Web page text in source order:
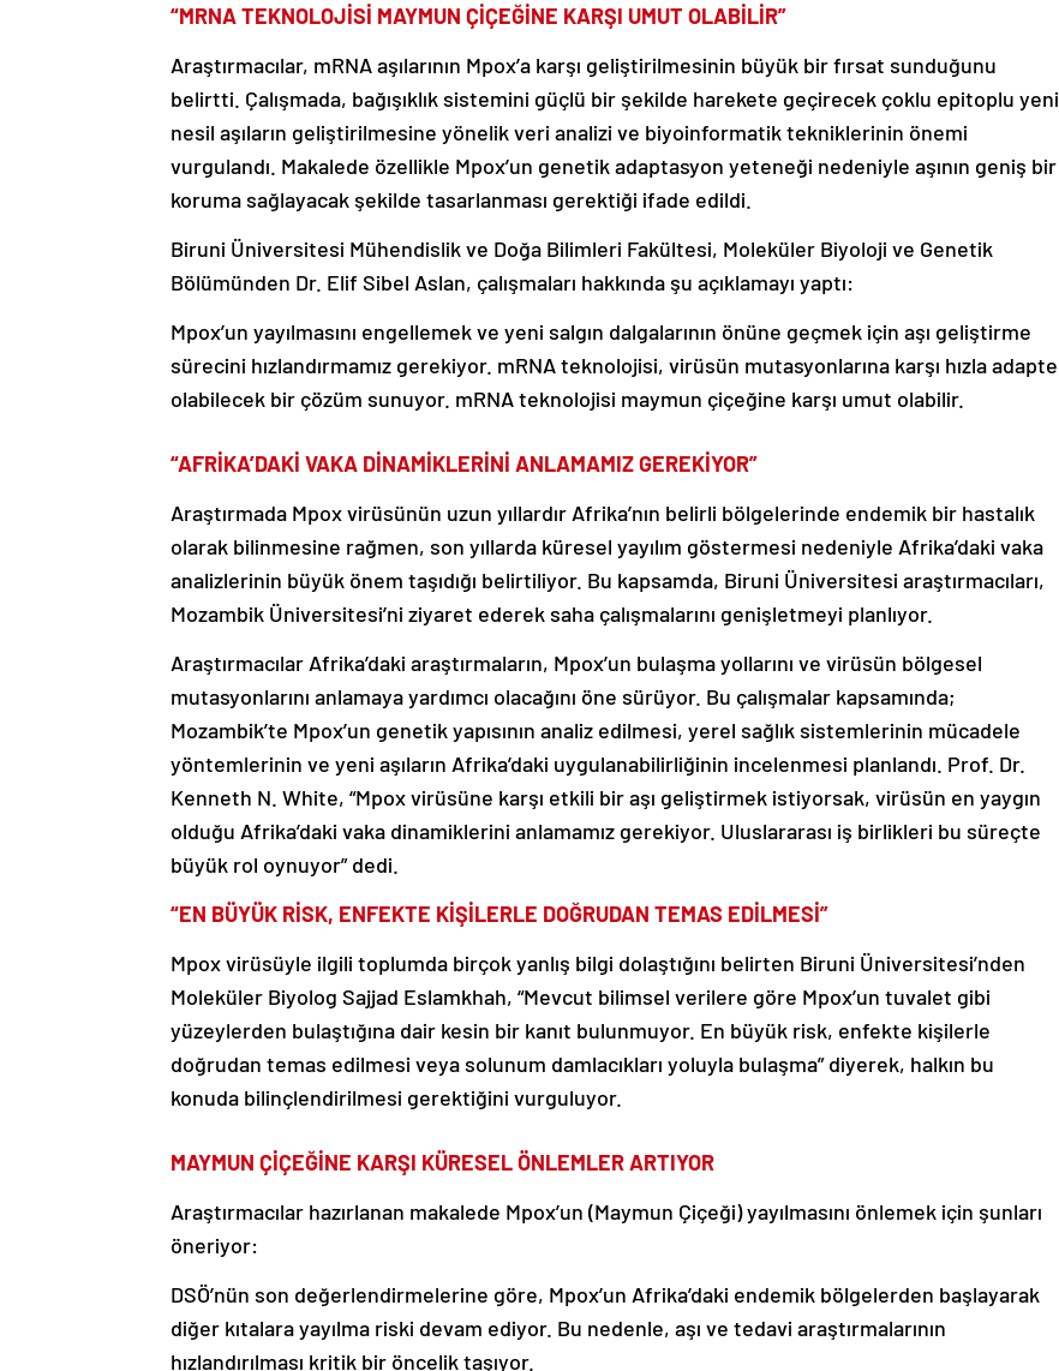
“MRNA TEKNOLOJİSİ MAYMUN ÇİÇEĞİNE KARŞI UMUT OLABİLİR”
Araştırmacılar, mRNA aşılarının Mpox’a karşı geliştirilmesinin büyük bir fırsat sunduğunu
belirtti. Çalışmada, bağışıklık sistemini güçlü bir şekilde harekete geçirecek çoklu epitoplu yeni
nesil aşıların geliştirilmesine yönelik veri analizi ve biyoinformatik tekniklerinin önemi
vurgulandı. Makalede özellikle Mpox’un genetik adaptasyon yeteneği nedeniyle aşının geniş bir
koruma sağlayacak şekilde tasarlanması gerektiği ifade edildi.
Biruni Üniversitesi Mühendislik ve Doğa Bilimleri Fakültesi, Moleküler Biyoloji ve Genetik
Bölümünden Dr. Elif Sibel Aslan, çalışmaları hakkında şu açıklamayı yaptı:
Mpox’un yayılmasını engellemek ve yeni salgın dalgalarının önüne geçmek için aşı geliştirme
sürecini hızlandırmamız gerekiyor. mRNA teknolojisi, virüsün mutasyonlarına karşı hızla adapte
olabilecek bir çözüm sunuyor. mRNA teknolojisi maymun çiçeğine karşı umut olabilir.
“AFRİKA’DAKİ VAKA DİNAMİKLERİNİ ANLAMAMIZ GEREKİYOR”
Araştırmada Mpox virüsünün uzun yıllardır Afrika’nın belirli bölgelerinde endemik bir hastalık
olarak bilinmesine rağmen, son yıllarda küresel yayılım göstermesi nedeniyle Afrika’daki vaka
analizlerinin büyük önem taşıdığı belirtiliyor. Bu kapsamda, Biruni Üniversitesi araştırmacıları,
Mozambik Üniversitesi’ni ziyaret ederek saha çalışmalarını genişletmeyi planlıyor.
Araştırmacılar Afrika’daki araştırmaların, Mpox’un bulaşma yollarını ve virüsün bölgesel
mutasyonlarını anlamaya yardımcı olacağını öne sürüyor. Bu çalışmalar kapsamında;
Mozambik’te Mpox’un genetik yapısının analiz edilmesi, yerel sağlık sistemlerinin mücadele
yöntemlerinin ve yeni aşıların Afrika’daki uygulanabilirliğinin incelenmesi planlandı. Prof. Dr.
Kenneth N. White, “Mpox virüsüne karşı etkili bir aşı geliştirmek istiyorsak, virüsün en yaygın
olduğu Afrika’daki vaka dinamiklerini anlamamız gerekiyor. Uluslararası iş birlikleri bu süreçte
büyük rol oynuyor” dedi.
“EN BÜYÜK RİSK, ENFEKTE KİŞİLERLE DOĞRUDAN TEMAS EDİLMESİ”
Mpox virüsüyle ilgili toplumda birçok yanlış bilgi dolaştığını belirten Biruni Üniversitesi’nden
Moleküler Biyolog Sajjad Eslamkhah, “Mevcut bilimsel verilere göre Mpox’un tuvalet gibi
yüzeylerden bulaştığına dair kesin bir kanıt bulunmuyor. En büyük risk, enfekte kişilerle
doğrudan temas edilmesi veya solunum damlacıkları yoluyla bulaşma” diyerek, halkın bu
konuda bilinçlendirilmesi gerektiğini vurguluyor.
MAYMUN ÇİÇEĞİNE KARŞI KÜRESEL ÖNLEMLER ARTIYOR
Araştırmacılar hazırlanan makalede Mpox’un (Maymun Çiçeği) yayılmasını önlemek için şunları
öneriyor:
DSÖ’nün son değerlendirmelerine göre, Mpox’un Afrika’daki endemik bölgelerden başlayarak
diğer kıtalara yayılma riski devam ediyor. Bu nedenle, aşı ve tedavi araştırmalarının
hızlandırılması kritik bir öncelik taşıyor.